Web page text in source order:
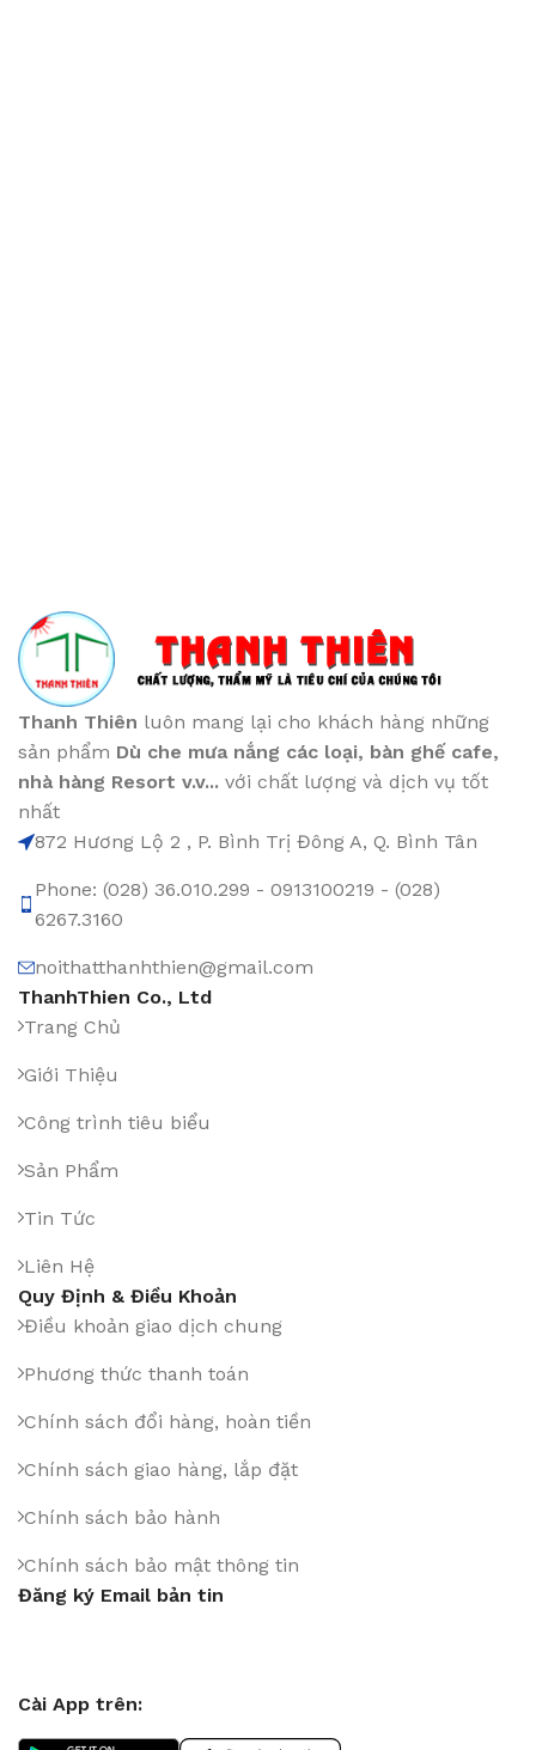
Thanh Thiên luôn mang lại cho khách hàng những
sản phẩm Dù che mưa nắng các loại, bàn ghế cafe,
nhà hàng Resort v.v... với chất lượng và dịch vụ tốt
nhất
872 Hương Lộ 2 , P. Bình Trị Đông A, Q. Bình Tân
Phone: (028) 36.010.299 - 0913100219 - (028)
6267.3160
noithatthanhthien@gmail.com
ThanhThien Co., Ltd
Trang Chủ
Giới Thiệu
Công trình tiêu biểu
Sản Phẩm
Tin Tức
Liên Hệ
Quy Định & Điều Khoản
Điều khoản giao dịch chung
Phương thức thanh toán
Chính sách đổi hàng, hoàn tiền
Chính sách giao hàng, lắp đặt
Chính sách bảo hành
Chính sách bảo mật thông tin
Đăng ký Email bản tin
Cài App trên: